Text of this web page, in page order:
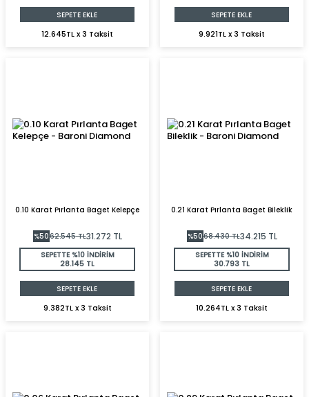
SEPETE EKLE
12.645TL x 3 Taksit
SEPETE EKLE
9.921TL x 3 Taksit
0.10 Karat Pırlanta Baget Kelepçe
%5062.545TL31.272 TL
SEPETTE %10 İNDİRİM
28.145 TL
SEPETE EKLE
9.382TL x 3 Taksit
0.21 Karat Pırlanta Baget Bileklik
%5068.430TL34.215 TL
SEPETTE %10 İNDİRİM
30.793 TL
SEPETE EKLE
10.264TL x 3 Taksit